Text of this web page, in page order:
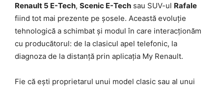
Renault 5 E-Tech, Scenic E-Tech sau SUV-ul Rafale
fiind tot mai prezente pe șosele. Această evoluție
tehnologică a schimbat și modul în care interacționăm
cu producătorul: de la clasicul apel telefonic, la
diagnoza de la distanță prin aplicația My Renault.
Fie că ești proprietarul unui model clasic sau al unui